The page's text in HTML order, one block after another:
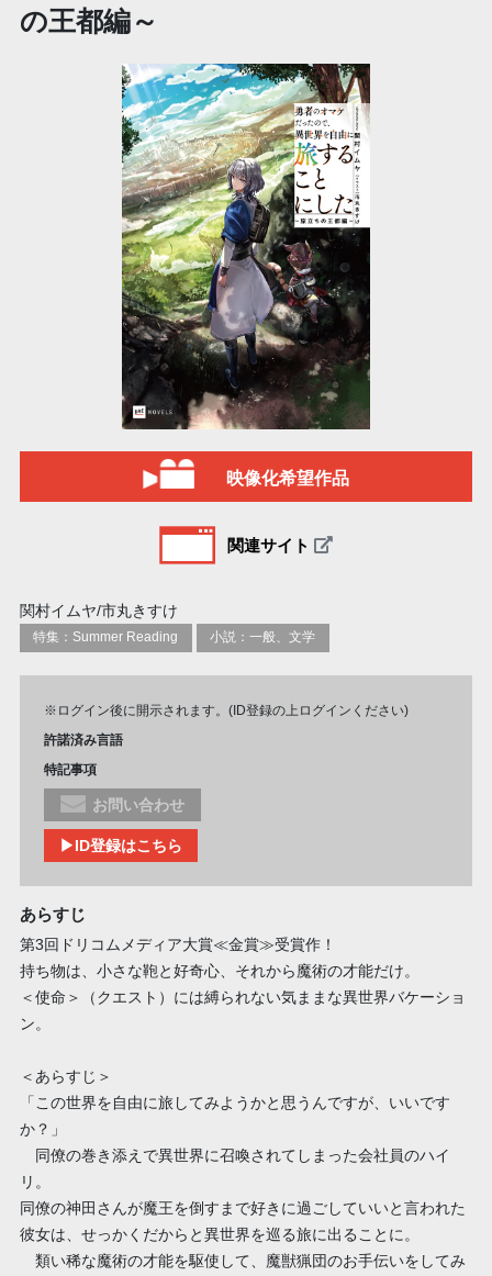
の王都編～
映像化希望作品
関連サイト
関村イムヤ/市丸きすけ
特集：Summer Reading 小説：一般、文学
※ログイン後に開示されます。(ID登録の上ログインください)
許諾済み言語
特記事項
お問い合わせ
▶ID登録はこちら
あらすじ
第3回ドリコムメディア大賞≪金賞≫受賞作！
持ち物は、小さな鞄と好奇心、それから魔術の才能だけ。
＜使命＞（クエスト）には縛られない気ままな異世界バケーショ
ン。
＜あらすじ＞
「この世界を自由に旅してみようかと思うんですが、いいです
か？」
同僚の巻き添えで異世界に召喚されてしまった会社員のハイ
リ。
同僚の神田さんが魔王を倒すまで好きに過ごしていいと言われた
彼女は、せっかくだからと異世界を巡る旅に出ることに。
類い稀な魔術の才能を駆使して、魔獣猟団のお手伝いをしてみ